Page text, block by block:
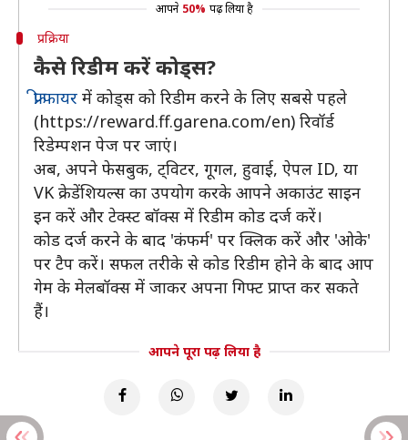
आपने 50% पढ़ लिया है
प्रक्रिया
कैसे रिडीम करें कोड्स?
फ्री फायर में कोड्स को रिडीम करने के लिए सबसे पहले
(https://reward.ff.garena.com/en) रिवॉर्ड
रिडेम्पशन पेज पर जाएं।
अब, अपने फेसबुक, ट्विटर, गूगल, हुवाई, ऐपल ID, या
VK क्रेडेंशियल्स का उपयोग करके आपने अकाउंट साइन
इन करें और टेक्स्ट बॉक्स में रिडीम कोड दर्ज करें।
कोड दर्ज करने के बाद 'कंफर्म' पर क्लिक करें और 'ओके'
पर टैप करें। सफल तरीके से कोड रिडीम होने के बाद आप
गेम के मेलबॉक्स में जाकर अपना गिफ्ट प्राप्त कर सकते
हैं।
आपने पूरा पढ़ लिया है